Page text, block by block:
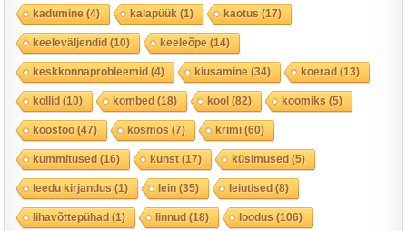
kadumine (4) kalapüük (1) kaotus (17)
keeleväljendid(10) keeleõpe (14)
keskkonnaprobleemid(4) kiusamine (34) koerad(13)
kollid(10) kombed(18) kool(82) koomiks (5)
koostöö(47) kosmos (7) krimi(60)
kummitused(16) kunst(17) küsimused(5)
leedu kirjandus (1) lein(35) leiutised(8)
lihavõttepühad(1) linnud(18) loodus (106)